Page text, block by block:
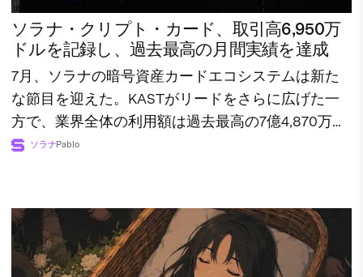
ソラナ・クリプト・カード、取引高6,950万
ドルを記録し、過去最高の月間実績を達成
7月、ソラナの暗号資産カードエコシステムは新た
な節目を迎えた。KASTがリードをさらに広げた一
方で、業界全体の利用額は過去最高の7億4,870万ド
ルに達した。
ソラナPablo